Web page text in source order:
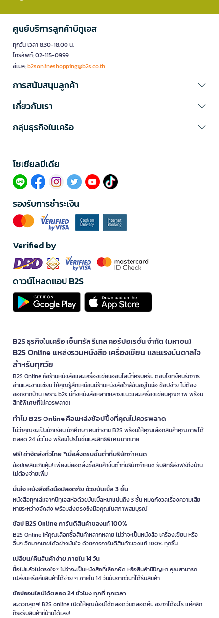
ศูนย์บริการลูกค้าบีทูเอส
ทุกวัน เวลา 8.30-18.00 น.
โทรศัพท์: 02-115-0999
อีเมล:b2sonlineshopping@b2s.co.th
การสนับสนุนลูกค้า
เกี่ยวกับเรา
กลุ่มธุรกิจในเครือ
โซเซียลมีเดีย​
รองรับการชำระเงิน
Verified by
ดาวน์โหลดแอป B2S
B2S ธุรกิจในเครือ เซ็นทรัล รีเทล คอร์ปอเรชั่น จำกัด (มหาชน)
B2S Online แหล่งรวมหนังสือ เครื่องเขียน และแรงบันดาลใจ
สำหรับทุกวัย
B2S Online คือร้านหนังสือและเครื่องเขียนออนไลน์ที่ครบครัน ตอบโจทย์คนรักการ
อ่านและงานเขียน ให้คุณรู้สึกเหมือนมีร้านหนังสือใกล้ฉันอยู่ในมือ ช้อปง่าย ไม่ต้อง
ออกจากบ้าน เพราะ b2s มีทั้งหนังสือหลากหลายแนวและเครื่องเขียนคุณภาพ พร้อม
สิทธิพิเศษที่ไม่ควรพลาด!
ทำไม B2S Online คือแหล่งช้อปปิ้งที่คุณไม่ควรพลาด
ไม่ว่าคุณจะเป็นนักเรียน นักศึกษา คนทำงาน B2S พร้อมให้คุณเลือกสินค้าคุณภาพได้
ตลอด 24 ชั่วโมง พร้อมโปรโมชั่นและสิทธิพิเศษมากมาย
ฟรี! ค่าจัดส่งทั่วไทย *เมื่อสั่งครบขั้นต่ำที่บริษัทกำหนด
ช้อปเพลินเกินคุ้ม! เพียงมียอดสั่งซื้อสินค้าขั้นต่ำที่บริษัทกำหนด รับสิทธิ์ส่งฟรีถึงบ้าน
ไม่ต้องจ่ายเพิ่ม
มั่นใจ หนังสือถึงมือปลอดภัย ด้วยบับเบิ้ล 3 ชั้น
หนังสือทุกเล่มจากบีทูเอสห่อด้วยบับเบิ้ลหนาแน่นถึง 3 ชั้น หมดกังวลเรื่องความเสีย
หายระหว่างจัดส่ง พร้อมส่งตรงถึงมือคุณในสภาพสมบูรณ์
ช้อป B2S Online การันตีสินค้าของแท้ 100%
B2S Online ให้คุณเลือกซื้อสินค้าหลากหลาย ไม่ว่าจะเป็นหนังสือ เครื่องเขียน หรือ
อื่นๆ อีกมากมายได้อย่างมั่นใจ ด้วยการการันตีสินค้าของแท้ 100% ทุกชิ้น
เปลี่ยน/คืนสินค้าง่าย ภายใน 14 วัน
ซื้อไปแล้วไม่ตรงใจ? ไม่ว่าจะเป็นหนังสือที่เลือกผิด หรือสินค้ามีปัญหา คุณสามารถ
เปลี่ยนหรือคืนสินค้าได้ง่าย ๆ ภายใน 14 วันนับจากวันที่ได้รับสินค้า
ช้อปออนไลน์ได้ตลอด 24 ชั่วโมง ทุกที่ ทุกเวลา
สะดวกสุดๆ! B2S online เปิดให้คุณช้อปได้ตลอดวันตลอดคืน อยากได้อะไร แค่คลิก
ก็รอรับสินค้าที่บ้านได้เลย!